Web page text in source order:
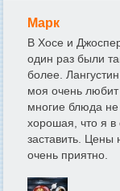
Марк
В Хосе и
один раз были
более.
моя очень
многие блюда не
хорошая, что я
заставить. Цены
очень приятно.